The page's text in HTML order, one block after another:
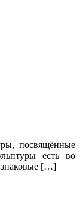
посвящённые
есть во
знаковые […]